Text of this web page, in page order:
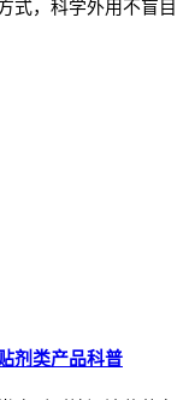
式，科学外用不盲目
剂类产品科普